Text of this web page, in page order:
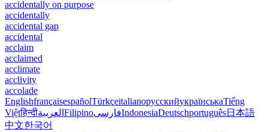
accidentally on purpose
accidentally
accidental gap
accidental
acclaim
acclaimed
acclimate
acclivity
accolade
EnglishfrançaisespañolTürkçeitalianoрусскийукраїнськаTiếng
Việtहिन्दीالعربية FilipinoفارسیIndonesiaDeutschportuguês日本語
中文한국어